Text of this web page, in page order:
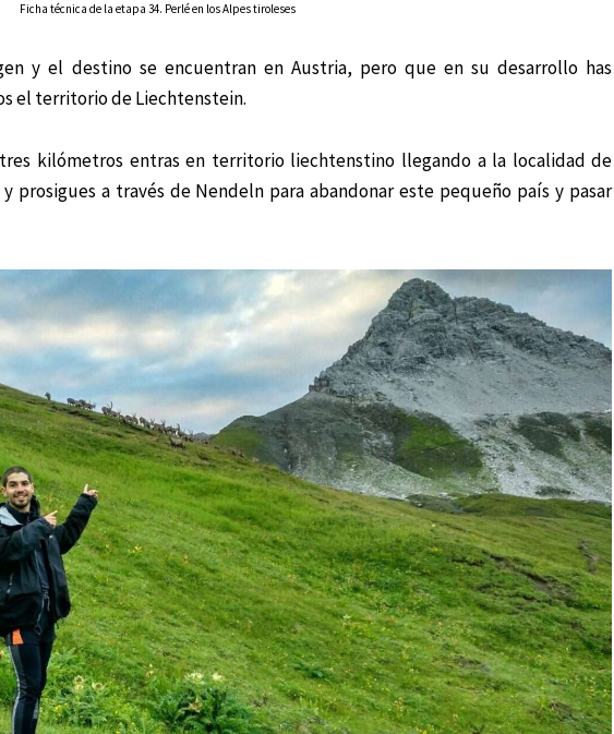
Ficha técnica de la etapa 34. Perlé en los Alpes tiroleses
y el destino se encuentran en Austria, pero que en su desarrollo has
el territorio de Liechtenstein.
kilómetros entras en territorio liechtenstino llegando a la localidad de
prosigues a través de Nendeln para abandonar este pequeño país y pasar